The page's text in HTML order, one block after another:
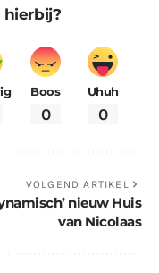
hierbij?
Boos
0
Uhuh
0
VOLGEND ARTIKEL
nieuw Huis
van Nicolaas